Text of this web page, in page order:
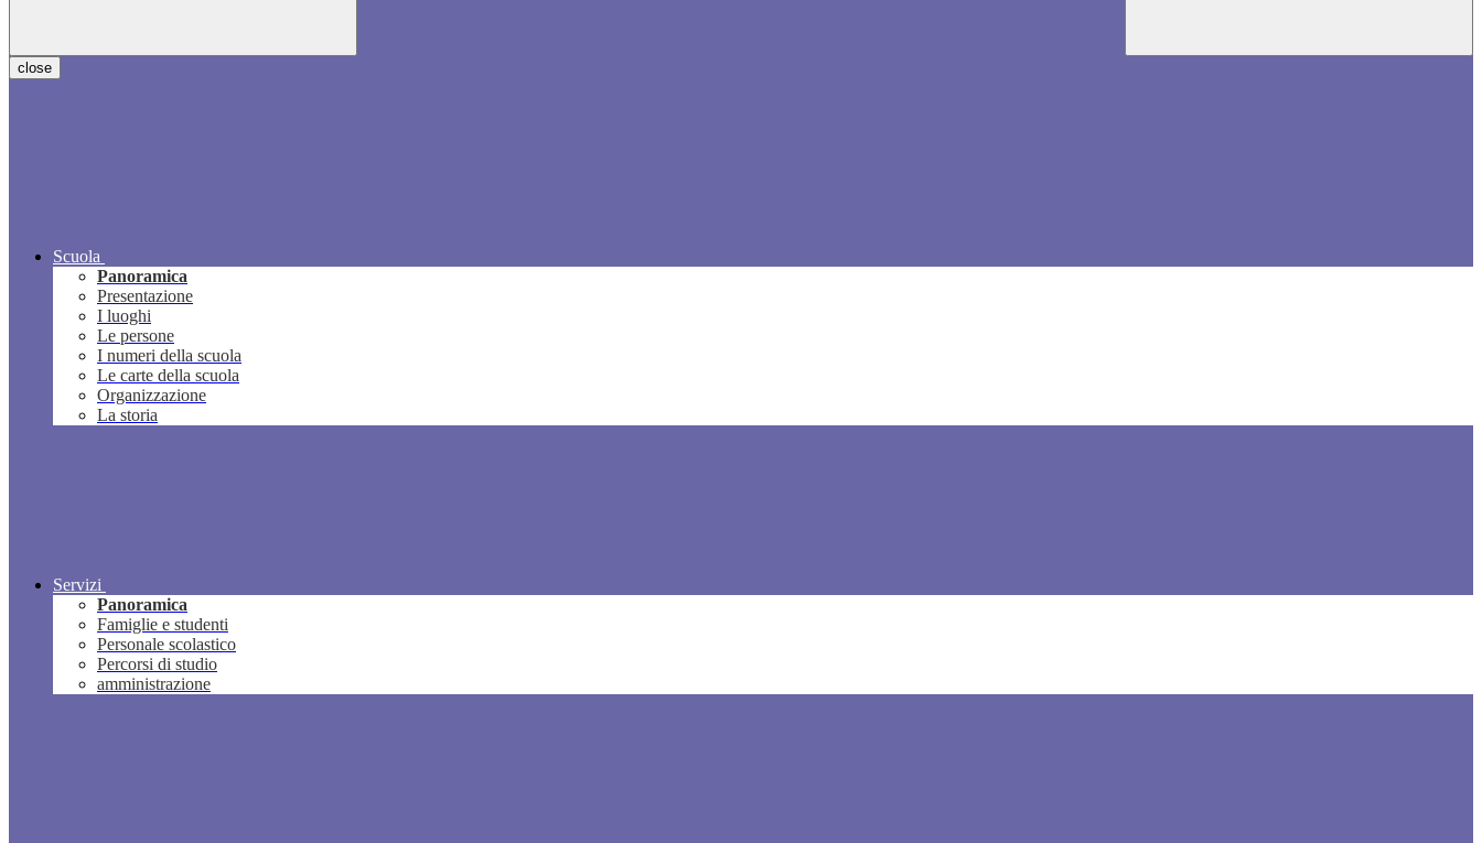
close
Scuola
Panoramica
Presentazione
I luoghi
Le persone
I numeri della scuola
Le carte della scuola
Organizzazione
La storia
Servizi
Panoramica
Famiglie e studenti
Personale scolastico
Percorsi di studio
amministrazione